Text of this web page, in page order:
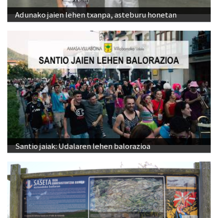
Adunako jaien lehen txanpa, asteburu honetan
Santio jaiak: Udalaren lehen balorazioa